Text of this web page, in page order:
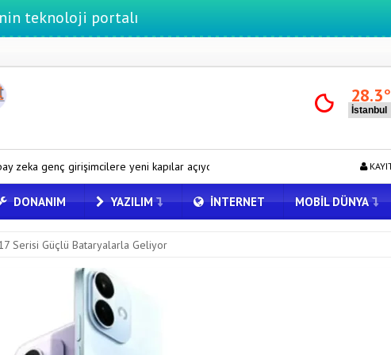
portalı
28.3
yeni kapılar açıyor iPhone 18 Pro Max ve iPhone Ultra Elimizde
DONANIM YAZILIM İNTERNET MOBIL DÜNYA
Serisi Güçlü Bataryalarla Geliyor